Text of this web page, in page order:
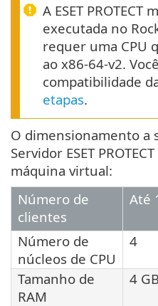
A ESET
executada no
requer uma CPU
ao x86-64-v2.
compatibilidade
etapas.
O dimensionamento a
Servidor ESET
máquina virtual:
Número de
clientes
Até
Número de
núcleos de CPU
4
Tamanho de
RAM
4 GB